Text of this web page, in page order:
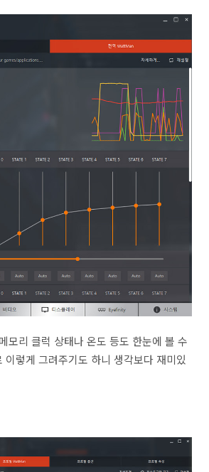
모리 클럭 상태나 온도 등도 한눈에 볼 수
이렇게 그려주기도 하니 생각보다 재미있